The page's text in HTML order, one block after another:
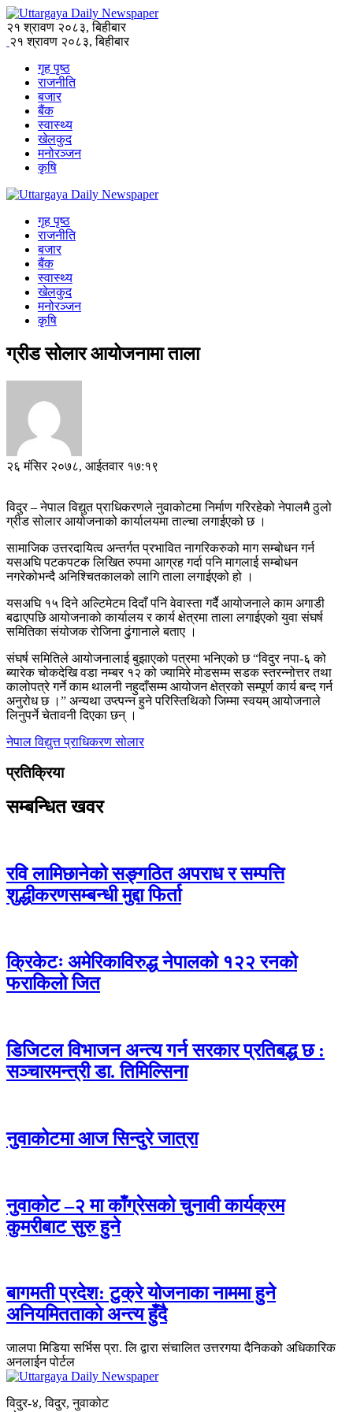
२१ श्रावण २०८३, बिहीबार
२१ श्रावण २०८३, बिहीबार
गृह पृष्ठ
राजनीति
बजार
बैंक
स्वास्थ्य
खेलकुद
मनोरञ्जन
कृषि
गृह पृष्ठ
राजनीति
बजार
बैंक
स्वास्थ्य
खेलकुद
मनोरञ्जन
कृषि
ग्रीड सोलार आयोजनामा ताला
२६ मंसिर २०७८, आईतवार १७:१९
विदुर – नेपाल विद्युत प्राधिकरणले नुवाकोटमा निर्माण गरिरहेको नेपालमै ठुलो
ग्रीड सोलार आयोजनाको कार्यालयमा ताल्चा लगाईएको छ ।
सामाजिक उत्तरदायित्व अन्तर्गत प्रभावित नागरिकरुको माग सम्बोधन गर्न
यसअघि पटकपटक लिखित रुपमा आग्रह गर्दा पनि मागलाई सम्बोधन
नगरेकोभन्दै अनिश्चितकालको लागि ताला लगाईएको हो ।
यसअघि १५ दिने अल्टिमेटम दिदाँ पनि वेवास्ता गर्दै आयोजनाले काम अगाडी
बढाएपछि आयोजनाको कार्यालय र कार्य क्षेत्रमा ताला लगाईएको युवा संघर्ष
समितिका संयोजक रोजिना ढुंगानाले बताए ।
संघर्ष समितिले आयोजनालाई बुझाएको पत्रमा भनिएको छ “विदुर नपा-६ को
ब्यारेक चोकदेखि वडा नम्बर १२ को ज्यामिरे मोडसम्म सडक स्तरन्नोत्तर तथा
कालोपत्रे गर्ने काम थालनी नहुदाँसम्म आयोजन क्षेत्रको सम्पूर्ण कार्य बन्द गर्न
अनुरोध छ ।” अन्यथा उप्त्पन्न हुने परिस्तिथिको जिम्मा स्वयम् आयोजनाले
लिनुपर्ने चेतावनी दिएका छन् ।
नेपाल विद्युत्त प्राधिकरणसोलार
प्रतिक्रिया
सम्बन्धित खवर
रवि लामिछानेको सङ्गठित अपराध र सम्पत्ति
शुद्धीकरणसम्बन्धी मुद्दा फिर्ता
क्रिकेटः अमेरिकाविरुद्ध नेपालको १२२ रनको
फराकिलो जित
डिजिटल विभाजन अन्त्य गर्न सरकार प्रतिबद्ध छ :
सञ्चारमन्त्री डा. तिमिल्सिना
नुवाकोटमा आज सिन्दुरे जात्रा
नुवाकोट –२ मा काँग्रेसको चुनावी कार्यक्रम
कुमरीबाट सुरु हुने
बागमती प्रदेश: टुक्रे योजनाका नाममा हुने
अनियमितताको अन्त्य हुँदै
जालपा मिडिया सर्भिस प्रा. लि द्वारा संचालित उत्तरगया दैनिकको अधिकारिक
अनलाईन पोर्टल
विदुर-४, विदुर, नुवाकोट